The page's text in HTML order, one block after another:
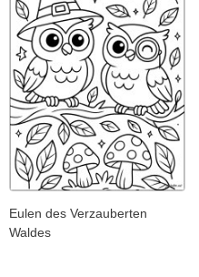
Eulen des Verzauberten
Waldes